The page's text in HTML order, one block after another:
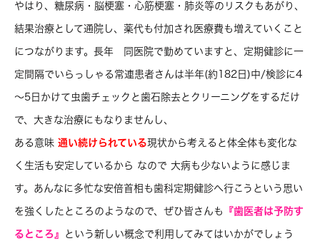
やはり、糖尿病・脳梗塞・心筋梗塞・肺炎等のリスクもあがり、
結果治療として通院し、薬代も付加され医療費も増えていくこと
につながります。長年 同医院で勤めていますと、定期健診に一
定間隔でいらっしゃる常連患者さんは半年(約182日)中/検診に4
～5日かけて虫歯チェックと歯石除去とクリーニングをするだけ
で、大きな治療にもなりませんし、
ある意味 通い続けられている現状から考えると体全体も変化な
く生活も安定しているから なので 大病も少ないように感じま
す。あんなに多忙な安倍首相も歯科定期健診へ行こうという思い
を強くしたところのようなので、ぜひ皆さんも 『歯医者は予防す
るところ』 という新しい概念で利用してみてはいかがでしょう